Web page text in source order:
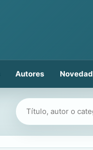
Autores
Buscar libros